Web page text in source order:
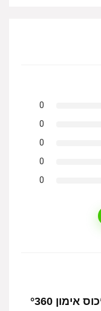
0
0
0
0
0
היה הראשון לסקור את המוצר “כוס אימון °360